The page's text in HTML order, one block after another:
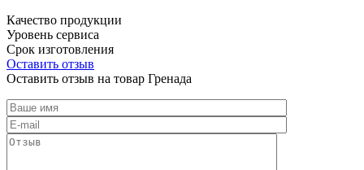
Качество продукции
Уровень сервиса
Срок изготовления
Оставить отзыв
Оставить отзыв на товар Гренада